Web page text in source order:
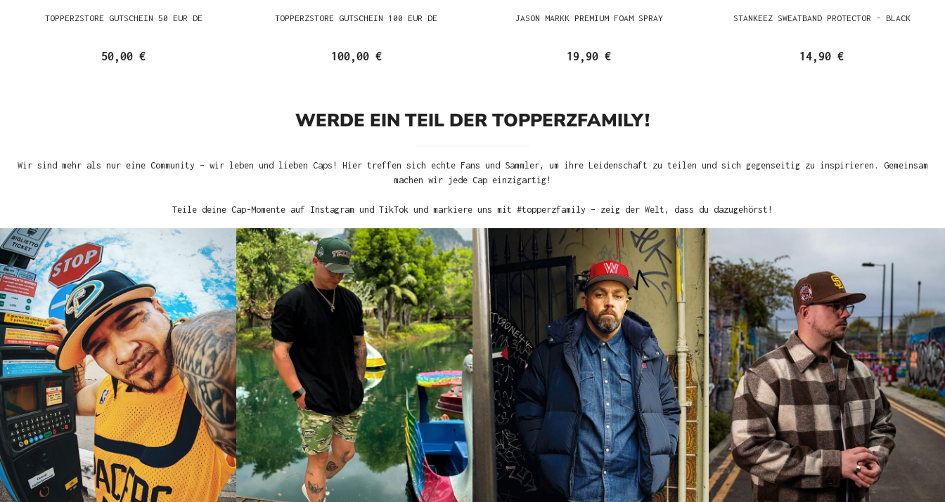
TOPPERZSTORE GUTSCHEIN 50 EUR DE
50,00 €
TOPPERZSTORE GUTSCHEIN 100 EUR DE
100,00 €
JASON MARKK PREMIUM FOAM SPRAY
19,90 €
STANKEEZ SWEATBAND PROTECTOR - BLACK
14,90 €
WERDE EIN TEIL DER TOPPERZFAMILY!
Wir sind mehr als nur eine Community – wir leben und lieben Caps! Hier treffen sich echte Fans und Sammler, um ihre Leidenschaft zu teilen und sich gegenseitig zu inspirieren. Gemeinsam
machen wir jede Cap einzigartig!
Teile deine Cap-Momente auf Instagram und TikTok und markiere uns mit #topperzfamily – zeig der Welt, dass du dazugehörst!